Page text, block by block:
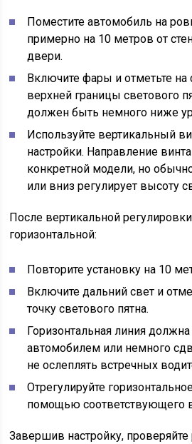
Поместите автомобиль на
примерно на 10 метров от
двери.
Включите фары и отметьте на
верхней границы светового
должен быть немного ниже
Используйте вертикальный
настройки. Направление
конкретной модели, но
или вниз регулирует высоту
После вертикальной
горизонтальной:
Повторите установку на 10
Включите дальний свет и
точку светового пятна.
Горизонтальная линия
автомобилем или немного
не ослеплять встречных
Отрегулируйте
помощью соответствующего
Завершив настройку,